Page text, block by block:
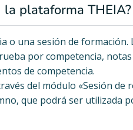
plataforma THEIA?
o una sesión de
por competencia,
de competencia.
del módulo «Sesión de
que podrá ser utilizada